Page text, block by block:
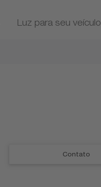
Luz para seu veículo
Contato